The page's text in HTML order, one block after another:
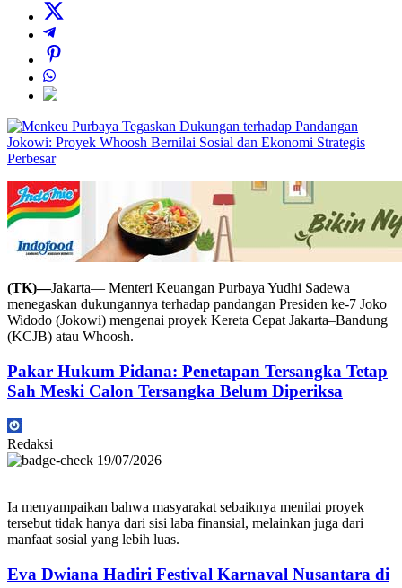
Perbesar
(TK)—Jakarta— Menteri Keuangan Purbaya Yudhi Sadewa
menegaskan dukungannya terhadap pandangan Presiden ke-7 Joko
Widodo (Jokowi) mengenai proyek Kereta Cepat Jakarta–Bandung
(KCJB) atau Whoosh.
Pakar Hukum Pidana: Penetapan Tersangka Tetap
Sah Meski Calon Tersangka Belum Diperiksa
Redaksi
19/07/2026
Ia menyampaikan bahwa masyarakat sebaiknya menilai proyek
tersebut tidak hanya dari sisi laba finansial, melainkan juga dari
manfaat sosial yang lebih luas.
Eva Dwiana Hadiri Festival Karnaval Nusantara di